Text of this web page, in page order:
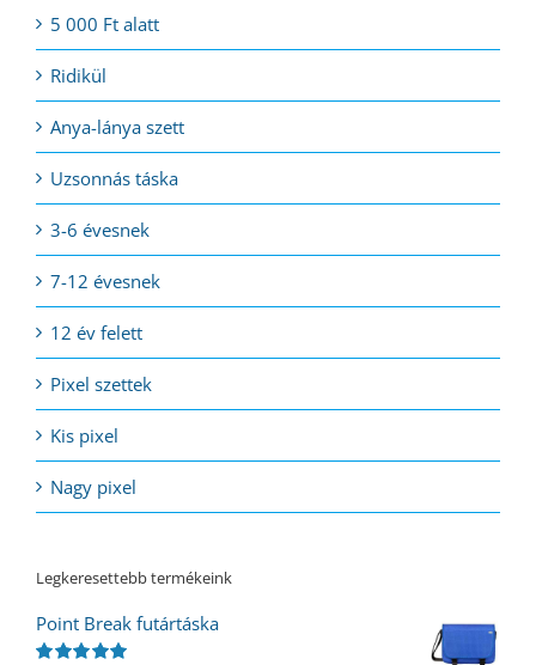
5 000 Ft alatt
Ridikül
Anya-lánya szett
Uzsonnás táska
3-6 évesnek
7-12 évesnek
12 év felett
Pixel szettek
Kis pixel
Nagy pixel
Legkeresettebb termékeink
Point Break futártáska